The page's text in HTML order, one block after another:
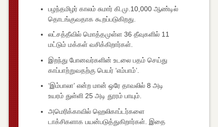
பழந்தமிழர் காலம் சுமார் கி.மு.10,000 ஆண்டில்
தொடங்குவதாக கூறப்படுகிறது.
லட்சத்தீவில் மொத்தமுள்ள 36 தீவுகளில் 11
மட்டும் மக்கள் வசிக்கிறார்கள்.
இறந்து போனவர்களின் உடலை பதம் செய்து
காப்பாற்றுவதற்கு பெயர் ‘எம்பாம்’.
‘இம்பாலா’ என்ற மான் ஒரே தாவலில் 8 அடி
உயரம் துள்ளி 25 அடி தூரம் பாயும்.
அமெரிக்காவில் ஹெலிகாப்டர்களை
டாக்சிகளாக பயன்படுத்துகிறார்கள். இதை